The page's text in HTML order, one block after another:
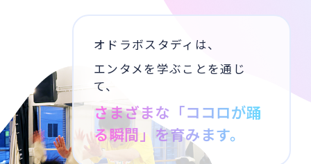
オドラボスタディは、
エンタメを学ぶことを通じ
て、
さまざまな「ココロが踊
る瞬間」を育みます。